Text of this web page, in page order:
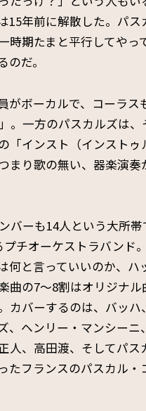
は15年前に解散した。パ
時期たまと平行してやっ
のだ。
がボーカルで、コーラス
。一方のパスカルズは
「インスト（インストゥ
まり歌の無い、器楽演奏
バーも14人という大所
プチオーケストラバンド
何と言っていいのか、ハ
曲の7～8割はオリジナ
カバーするのは、バッハ
、ヘンリー・マンシーニ
人、高田渡、そしてパス
たフランスのパスカル・